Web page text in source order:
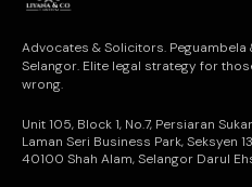
Advocates & Solicitors. Peguambela
Selangor. Elite legal strategy for
wrong.
Unit 105, Block 1, No.7, Persiaran
Laman Seri Business Park, Seksyen 13
40100 Shah Alam, Selangor Darul